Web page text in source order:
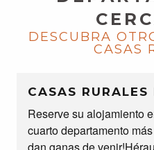
DESCUBRA
CASAS
CASAS RURALES
Reserve su alojamiento
cuarto departamento